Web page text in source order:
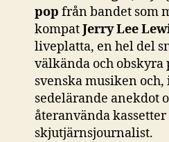
pop från bandet som
kompatJerry Lee
liveplatta, en hel del
välkända och obskyra
svenska musiken
sedelärande anekdot
återanvända
skjutjärnsjournalist.